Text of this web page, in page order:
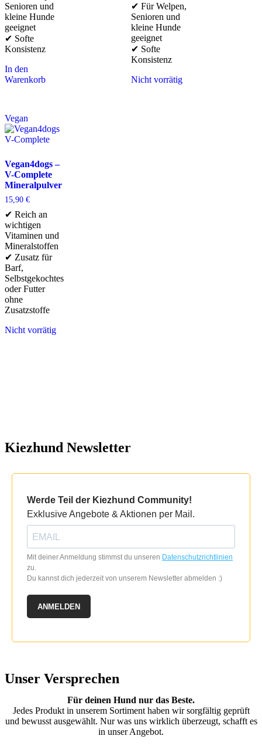
Senioren und
kleine Hunde
geeignet
✔ Softe
Konsistenz
In den
Warenkorb
✔ Für Welpen,
Senioren und
kleine Hunde
geeignet
✔ Softe
Konsistenz
Nicht vorrätig
Vegan
Vegan4dogs –
V-Complete
Mineralpulver
15,90 €
✔ Reich an
wichtigen
Vitaminen und
Mineralstoffen
✔ Zusatz für
Barf,
Selbstgekochtes
oder Futter
ohne
Zusatzstoffe
Nicht vorrätig
Kiezhund Newsletter
Werde Teil der Kiezhund Community!
Exklusive Angebote & Aktionen per Mail.
Mit deiner Anmeldung stimmst du unseren Datenschutzrichtlinien
zu.
Du kannst dich jederzeit von unserem Newsletter abmelden :)
ANMELDEN
Unser Versprechen
Für deinen Hund nur das Beste.
Jedes Produkt in unserem Sortiment haben wir sorgfältig geprüft
und bewusst ausgewählt. Nur was uns wirklich überzeugt, schafft es
in unser Angebot.